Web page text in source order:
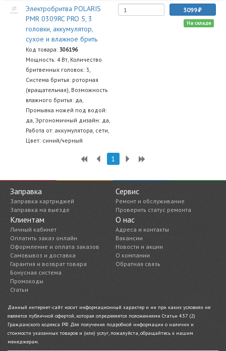
Электробритва POLARIS
PMR 0309RC PRO 5, 3
головки, аккумулятор,
сухое и влажное брить
Код товара: 306196
Мощность: 4 Вт, Количество
бритвенных головок: 3,
Система бритья: роторная
(вращательная), Возможность
влажного бритья: да,
Промывка ножей под водой:
да, Эргономичный дизайн: да,
Работа от: аккумулятора, сети,
Цвет: синий/черный
3099
На складе
1
Заправка
Заправка картриджей
Заправка на выезде
Сервис
Ремонт и обслуживание
Проверить статус ремонта
Клиентам
Личный кабинет
Оплатить заказ онлайн
Оформление и оплата заказов
Самовывоз и доставка
Гарантия и возврат товара
Бонусная система
Промокоды
Статьи
О нас
Адреса и контакты
Вакансии
Новости и акции
О компании
Обратная связь
Данный интернет-сайт носит информационный характер и ни при каких условиях не
является публичной офертой, которая определяется положениями Статьи 437 (2)
Гражданского кодекса РФ. Для получения подробной информации о наличии и
стоимости указанных товаров и (или) услуг, пожалуйста, обращайтесь к нашим
менеджерам.